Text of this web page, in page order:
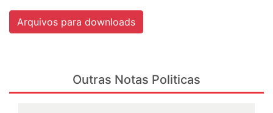
Arquivos para downloads
Outras Notas Politicas